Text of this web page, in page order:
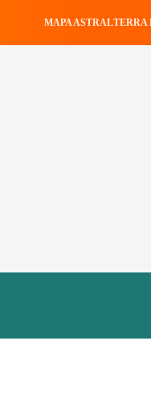
MAPA ASTRALTERRA